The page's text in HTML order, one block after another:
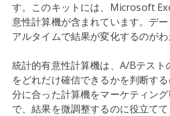
す。このキットには、Microsoft
意性計算機が含まれています。デ
アルタイムで結果が変化するのがわ
統計的有意性計算機は、A/Bテスト
をどれだけ確信できるかを判断す
分に合った計算機をマーケティン
で、結果を微調整するのに役立てて